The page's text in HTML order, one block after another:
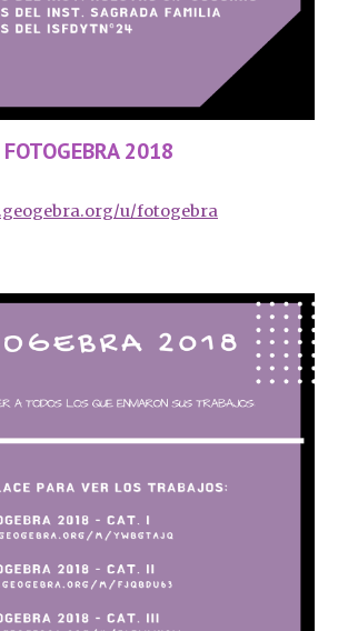
FOTOGEBRA 2018
u/fotogebra